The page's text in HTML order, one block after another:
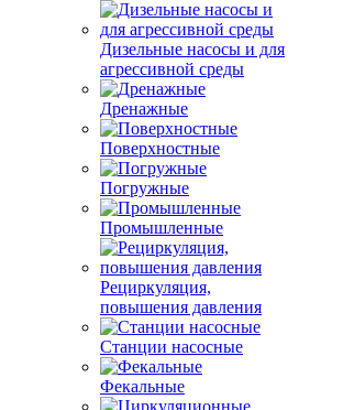
Дизельные насосы и для
агрессивной среды
Дренажные
Поверхностные
Погружные
Промышленные
Рециркуляция,
повышения давления
Станции насосные
Фекальные